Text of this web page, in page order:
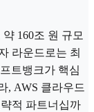
160조 원 규모
라운드로는 최
트뱅크가 핵심
, AWS 클라우드
적 파트너십까